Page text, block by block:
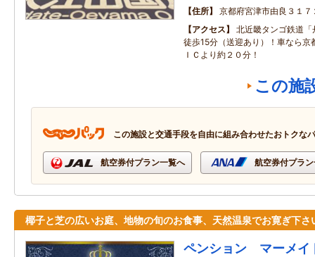
住所
京都府宮津市由良３１７
アクセス
北近畿タンゴ鉄道
徒歩15分（送迎あり）！車なら京
ＩＣより約２０分！
この施
この施設と交通手段を自由に組み合わせたおトクな
航空券付プラン一覧へ 航空券付プラ
椰子と芝の広いお庭、地物の旬のお食事、天然温泉でお寛ぎ下さ
ペンション マーメイ